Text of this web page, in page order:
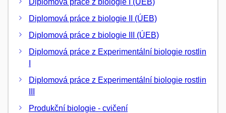
Diplomová práce z biologie I (ÚEB)
Diplomová práce z biologie II (ÚEB)
Diplomová práce z biologie III (ÚEB)
Diplomová práce z Experimentální biologie rostlin
Diplomová práce z Experimentální biologie rostlin
Produkční biologie - cvičení